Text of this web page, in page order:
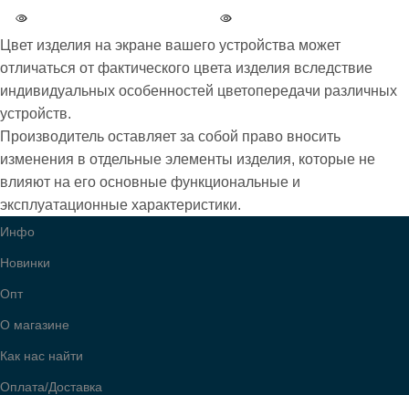
БРЕНД
Цвет изделия на экране вашего устройства может
отличаться от фактического цвета изделия вследствие
индивидуальных особенностей цветопередачи различных
устройств.
Производитель оставляет за собой право вносить
изменения в отдельные элементы изделия, которые не
влияют на его основные функциональные и
эксплуатационные характеристики.
Инфо
Новинки
Опт
О магазине
Как нас найти
Оплата/Доставка